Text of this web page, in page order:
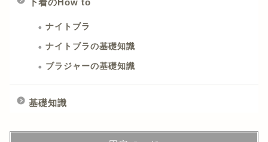
ナイトブラ
ナイトブラの基礎知識
ブラジャーの基礎知識
基礎知識